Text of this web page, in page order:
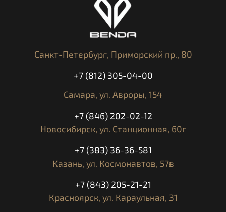
Санкт-Петербург, Приморский пр., 80
+7 (812) 305-04-00
Самара, ул. Авроры, 154
+7 (846) 202-02-12
Новосибирск, ул. Станционная, 60г
+7 (383) 36-36-581
Казань, ул. Космонавтов, 57в
+7 (843) 205-21-21
Красноярск, ул. Караульная, 31